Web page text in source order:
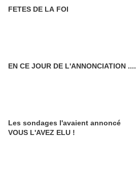
FETES DE LA FOI
EN CE JOUR DE L'ANNONCIATION ....
Les sondages l'avaient annoncé
VOUS L'AVEZ ELU !